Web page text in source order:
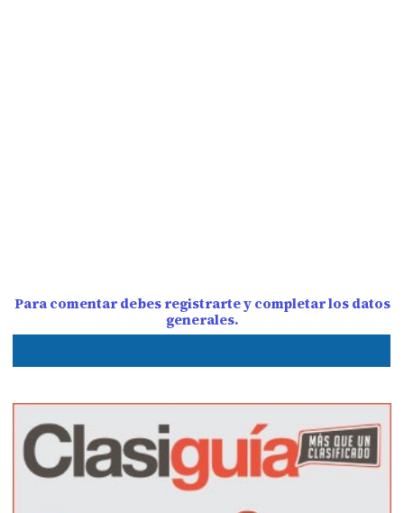
Para comentar debes registrarte y completar los datos
generales.